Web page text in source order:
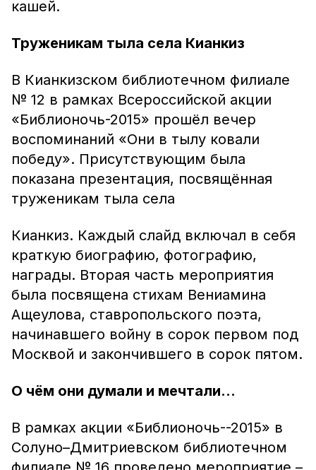
кашей.
Труженикам тыла села Кианкиз
В Кианкизском библиотечном филиале
№ 12 в рамках Всероссийской акции
«Библионочь-2015» прошёл вечер
воспоминаний «Они в тылу ковали
победу». Присутствующим была
показана презентация, посвящённая
труженикам тыла села
Кианкиз. Каждый слайд включал в себя
краткую биографию, фотографию,
награды. Вторая часть мероприятия
была посвящена стихам Вениамина
Ащеулова, ставропольского поэта,
начинавшего войну в сорок первом под
Москвой и закончившего в сорок пятом.
О чём они думали и мечтали...
В рамках акции «Библионочь--2015» в
Солуно–Дмитриевском библиотечном